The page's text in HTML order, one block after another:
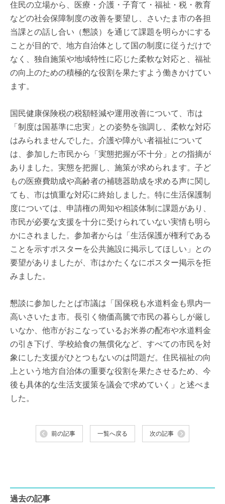
住民の立場から、医療・介護・子育て・福祉・税・教育
などの社会保障制度の改善を要望し、さいたま市の各担
当課との話し合い（懇談）を通じて課題を明らかにする
ことが目的で、地方自治体として国の制度に従うだけで
なく、独自施策や地域特性に応じた柔軟な対応と、福祉
の向上のための積極的な役割を果たすよう働きかけてい
ます。
国民健康保険税の税額軽減や運用改善について、市は
「制度は国基準に忠実」との姿勢を強調し、柔軟な対応
はみられませんでした。介護や障がい者福祉について
は、参加した市民から「実態把握が不十分」との指摘が
ありました。実態を把握し、施策が求められます。子ど
もの医療費助成や高齢者の補聴器助成を求める声に関し
ても、市は慎重な対応に終始しました。特に生活保護制
度については、申請権の周知や相談体制に課題があり、
市民が必要な支援を十分に受けられていない実情も明ら
かにされました。参加者からは「生活保護が権利である
ことを示すポスターを公共施設に掲示してほしい」との
要望がありましたが、市はかたくなにポスター掲示を拒
みました。
懇談に参加したとば市議は「国保税も水道料金も県内一
高いさいたま市。長引く物価高騰で市民の暮らしが厳し
いなか、他市がおこなっているお米券の配布や水道料金
の引き下げ、学校給食の無償化など、すべての市民を対
象にした支援がひとつもないのは問題だ。住民福祉の向
上という地方自治体の重要な役割を果たさせるため、今
後も具体的な生活支援策を議会で求めていく」と述べま
した。
前の記事 一覧へ戻る 次の記事
過去の記事